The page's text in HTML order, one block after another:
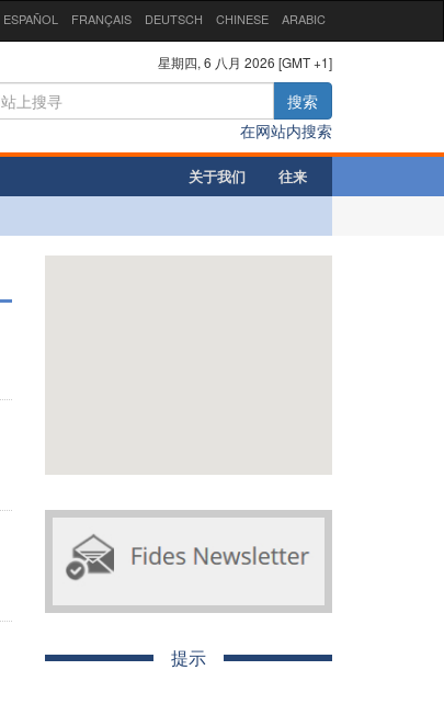
ESPAÑOL FRANÇAIS DEUTSCH CHINESE ARABIC
星期四, 6 八月 2026 [GMT +1]
搜索
在网站内搜索
关于我们 往来
提示